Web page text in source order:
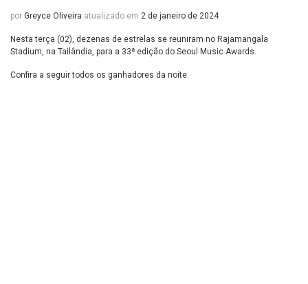
por Greyce Oliveira atualizado em 2 de janeiro de 2024
Nesta terça (02), dezenas de estrelas se reuniram no Rajamangala
Stadium, na Tailândia, para a 33ª edição do Seoul Music Awards.
Confira a seguir todos os ganhadores da noite.